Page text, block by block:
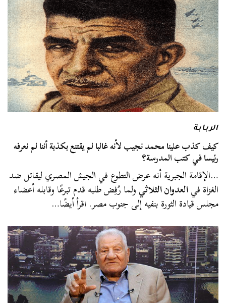
الربابة
كيف كذب علينا محمد نجيب لأنه غالبا لم يقتنع بكذبة أننا لم نعرفه
رئيسا في كتب المدرسة؟
…الإقامة الجبرية أنه عرض التطوع في الجيش المصري ليقاتل ضد
الغزاة فيالعدوان الثلاثيولما رُفِض طلبه قدم تبرعًا وقابله أعضاء
مجلس قيادة الثورة بنفيه إلى جنوب مصر. اقرأ أيضًا…